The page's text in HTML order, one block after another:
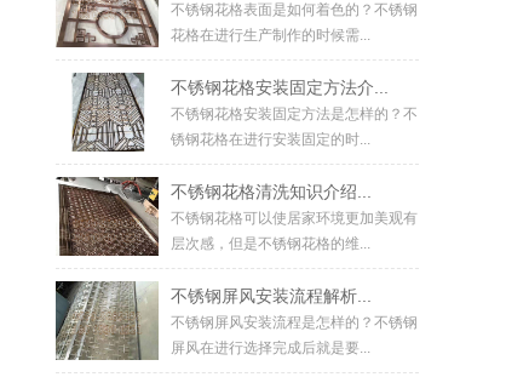
不锈钢花格表面是如何着色的？不锈钢
花格在进行生产制作的时候需...
不锈钢花格安装固定方法介...
不锈钢花格安装固定方法是怎样的？不
锈钢花格在进行安装固定的时...
不锈钢花格清洗知识介绍...
不锈钢花格可以使居家环境更加美观有
层次感，但是不锈钢花格的维...
不锈钢屏风安装流程解析...
不锈钢屏风安装流程是怎样的？不锈钢
屏风在进行选择完成后就是要...